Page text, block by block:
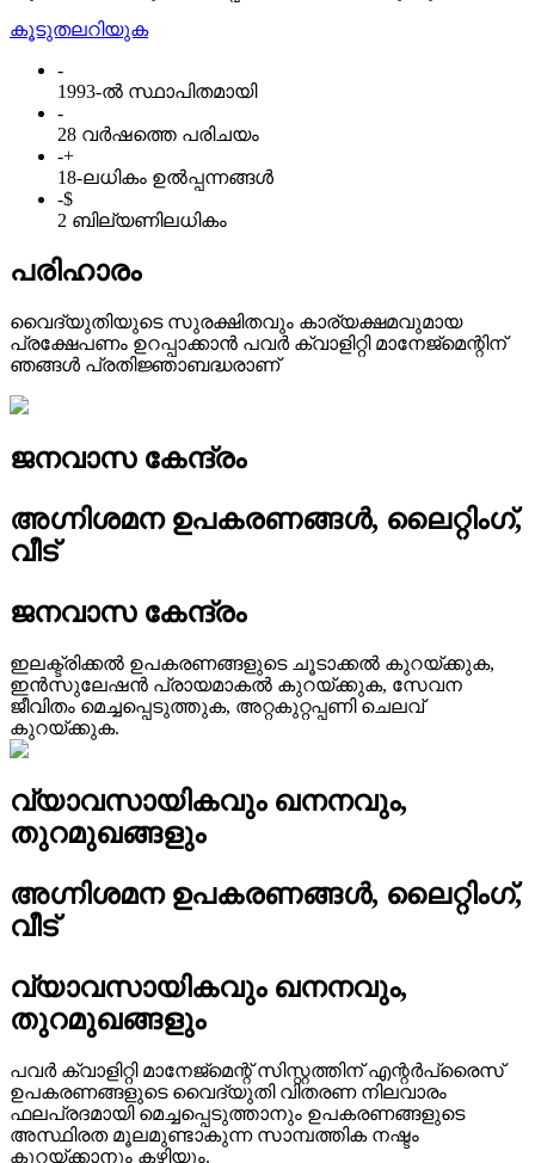
കൂടുതലറിയുക
-
1993-ൽ സ്ഥാപിതമായി
-
28 വർഷത്തെ പരിചയം
-+
18-ലധികം ഉൽപ്പന്നങ്ങൾ
-$
2 ബില്യണിലധികം
പരിഹാരം
വൈദ്യുതിയുടെ സുരക്ഷിതവും കാര്യക്ഷമവുമായ
പ്രക്ഷേപണം ഉറപ്പാക്കാൻ പവർ ക്വാളിറ്റി മാനേജ്മെന്റിന്
ഞങ്ങൾ പ്രതിജ്ഞാബദ്ധരാണ്
ജനവാസ കേന്ദ്രം
അഗ്നിശമന ഉപകരണങ്ങൾ, ലൈറ്റിംഗ്,
വീട്
ജനവാസ കേന്ദ്രം
ഇലക്ട്രിക്കൽ ഉപകരണങ്ങളുടെ ചൂടാക്കൽ കുറയ്ക്കുക,
ഇൻസുലേഷൻ പ്രായമാകൽ കുറയ്ക്കുക, സേവന
ജീവിതം മെച്ചപ്പെടുത്തുക, അറ്റകുറ്റപ്പണി ചെലവ്
കുറയ്ക്കുക.
വ്യാവസായികവും ഖനനവും,
തുറമുഖങ്ങളും
അഗ്നിശമന ഉപകരണങ്ങൾ, ലൈറ്റിംഗ്,
വീട്
വ്യാവസായികവും ഖനനവും,
തുറമുഖങ്ങളും
പവർ ക്വാളിറ്റി മാനേജ്മെന്റ് സിസ്റ്റത്തിന് എന്റർപ്രൈസ്
ഉപകരണങ്ങളുടെ വൈദ്യുതി വിതരണ നിലവാരം
ഫലപ്രദമായി മെച്ചപ്പെടുത്താനും ഉപകരണങ്ങളുടെ
അസ്ഥിരത മൂലമുണ്ടാകുന്ന സാമ്പത്തിക നഷ്ടം
കുറയ്ക്കാനും കഴിയും.